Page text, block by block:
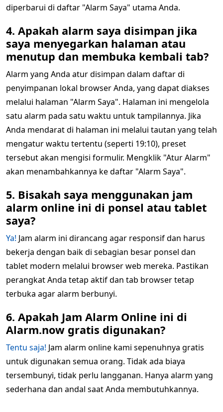
diperbarui di daftar "Alarm Saya" utama Anda.
4. Apakah alarm saya disimpan jika
saya menyegarkan halaman atau
menutup dan membuka kembali tab?
Alarm yang Anda atur disimpan dalam daftar di
penyimpanan lokal browser Anda, yang dapat diakses
melalui halaman "Alarm Saya". Halaman ini mengelola
satu alarm pada satu waktu untuk tampilannya. Jika
Anda mendarat di halaman ini melalui tautan yang telah
mengatur waktu tertentu (seperti 19:10), preset
tersebut akan mengisi formulir. Mengklik "Atur Alarm"
akan menambahkannya ke daftar "Alarm Saya".
5. Bisakah saya menggunakan jam
alarm online ini di ponsel atau tablet
saya?
Ya! Jam alarm ini dirancang agar responsif dan harus
bekerja dengan baik di sebagian besar ponsel dan
tablet modern melalui browser web mereka. Pastikan
perangkat Anda tetap aktif dan tab browser tetap
terbuka agar alarm berbunyi.
6. Apakah Jam Alarm Online ini di
Alarm.now gratis digunakan?
Tentu saja! Jam alarm online kami sepenuhnya gratis
untuk digunakan semua orang. Tidak ada biaya
tersembunyi, tidak perlu langganan. Hanya alarm yang
sederhana dan andal saat Anda membutuhkannya.